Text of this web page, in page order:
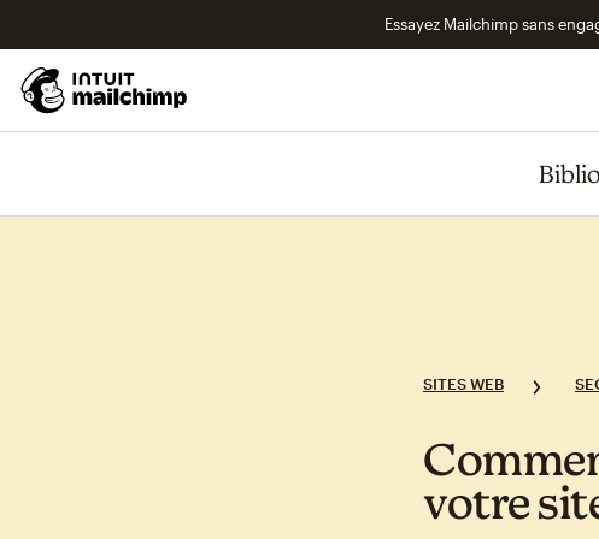
Essayez Mailchimp sans
SITES WEB
votre